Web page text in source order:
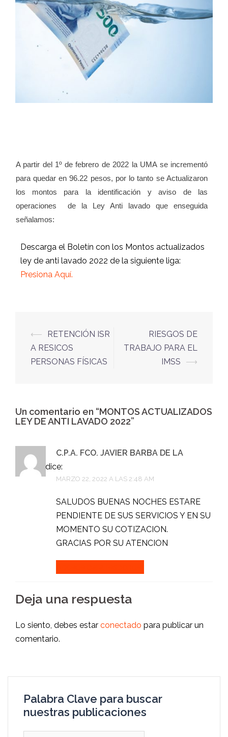
A partir del 1º de febrero de 2022 la UMA se incrementó
para quedar en 96.22 pesos, por lo tanto se Actualizaron
los montos para la identificación y aviso de las
operaciones
de la Ley Anti lavado que enseguida
señalamos:
Descarga el Boletín con los Montos actualizados
ley de anti lavado 2022 de la siguiente liga:
Presiona Aquí.
⟵
RETENCIÓN ISR
A RESICOS
PERSONAS FÍSICAS
RIESGOS DE
TRABAJO PARA EL
IMSS
⟶
Un comentario en “MONTOS ACTUALIZADOS
LEY DE ANTI LAVADO 2022”
C.P.A. FCO. JAVIER BARBA DE LA
TORRE
dice:
MARZO 22, 2022 A LAS 2:48 AM
SALUDOS BUENAS NOCHES ESTARE
PENDIENTE DE SUS SERVICIOS Y EN SU
MOMENTO SU COTIZACION.
GRACIAS POR SU ATENCION
Deja una respuesta
Lo siento, debes estar conectado para publicar un
comentario.
Palabra Clave para buscar
nuestras publicaciones